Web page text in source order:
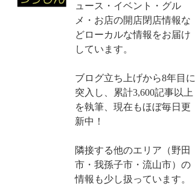
ュース・イベント・グル
メ・お店の開店閉店情報な
どローカルな情報をお届け
しています。
ブログ立ち上げから8年目に
突入し、累計3,600記事以上
を執筆、現在もほぼ毎日更
新中！
隣接する他のエリア（野田
市・我孫子市・流山市）の
情報も少し扱っています。